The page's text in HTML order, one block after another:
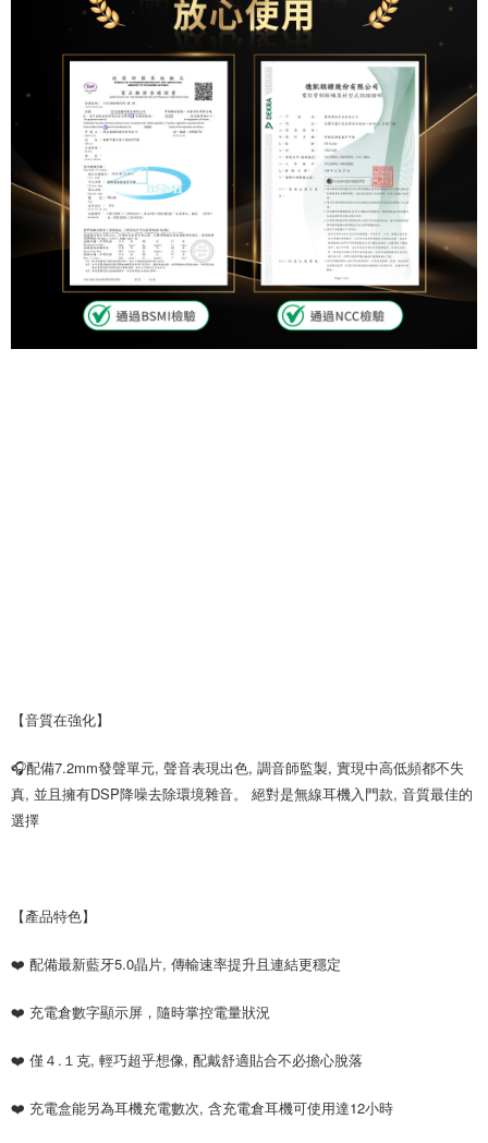
【音質在強化】
🎧配備7.2mm發聲單元, 聲音表現出色, 調音師監製, 實現中高低頻都不失
真, 並且擁有DSP降噪去除環境雜音。 絕對是無線耳機入門款, 音質最佳的
選擇
【產品特色】
❤️ 配備最新藍牙5.0晶片, 傳輸速率提升且連結更穩定
❤️ 充電倉數字顯示屏，隨時掌控電量狀況
❤️ 僅４.１克, 輕巧超乎想像, 配戴舒適貼合不必擔心脫落
❤️ 充電盒能另為耳機充電數次, 含充電倉耳機可使用達12小時